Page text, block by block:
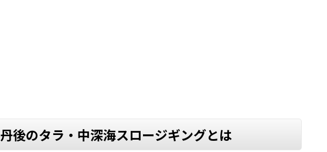
丹後のタラ・中深海スロージギングとは